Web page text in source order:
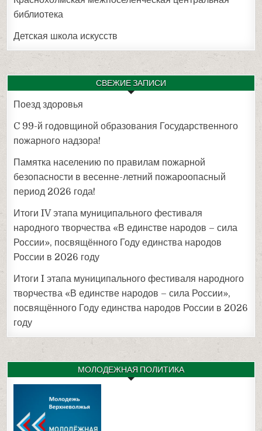
библиотека
Детская школа искусств
СВЕЖИЕ ЗАПИСИ
Поезд здоровья
C 99-й годовщиной образования Государственного
пожарного надзора!
Памятка населению по правилам пожарной
безопасности в весенне-летний пожароопасный
период 2026 года!
Итоги IV этапа муниципального фестиваля
народного творчества «В единстве народов – сила
России», посвящённого Году единства народов
России в 2026 году
Итоги I этапа муниципального фестиваля народного
творчества «В единстве народов – сила России»,
посвящённого Году единства народов России в 2026
году
МОЛОДЕЖНАЯ ПОЛИТИКА